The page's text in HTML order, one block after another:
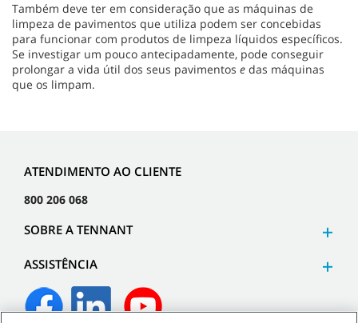
Também deve ter em consideração que as máquinas de
limpeza de pavimentos que utiliza podem ser concebidas
para funcionar com produtos de limpeza líquidos específicos.
Se investigar um pouco antecipadamente, pode conseguir
prolongar a vida útil dos seus pavimentos e das máquinas
que os limpam.
ATENDIMENTO AO CLIENTE
800 206 068
SOBRE A TENNANT
ASSISTÊNCIA